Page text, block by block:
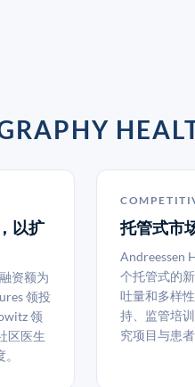
以扩
资额为
领投
领
区医生
托管式市
Andreessen
个托管式的
吐量和多样
持、监管培
究项目与患